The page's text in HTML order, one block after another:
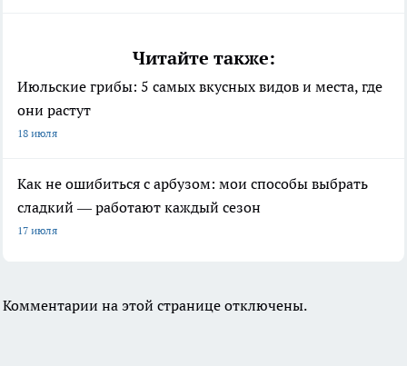
Читайте также:
Июльские грибы: 5 самых вкусных видов и места, где
они растут
18 июля
Как не ошибиться с арбузом: мои способы выбрать
сладкий — работают каждый сезон
17 июля
Комментарии на этой странице отключены.